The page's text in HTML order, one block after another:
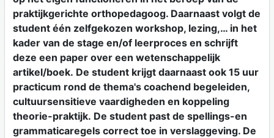
praktijkgerichte orthopedagoog. Daarnaast volgt de
student één zelfgekozen workshop, lezing,… in het
kader van de stage en/of leerproces en schrijft
deze een paper over een wetenschappelijk
artikel/boek. De student krijgt daarnaast ook 15 uur
practicum rond de thema's coachend begeleiden,
cultuursensitieve vaardigheden en koppeling
theorie-praktijk. De student past de spellings-en
grammaticaregels correct toe in verslaggeving. De